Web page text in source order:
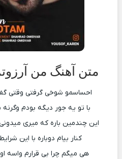
متن آهنگ من
احساسمو شوخی گرفتی وقتی
با تو یه جور دیگه بودم
این چندمین باره که میری
کنار بیام دوباره با این
هی میگم چرا بی قرارم واسه